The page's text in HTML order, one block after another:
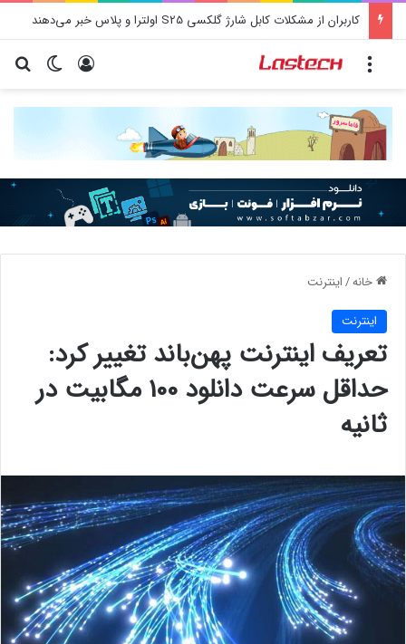
کاربران از مشکلات کابل شارژ گلکسی S25 اولترا و پلاس خبر می‌دهند
تغییر ورود
خانه/اينترنت
اينترنت
تعریف اینترنت پهن‌باند تغییر کرد:
حداقل سرعت دانلود 100 مگابیت در
ثانیه